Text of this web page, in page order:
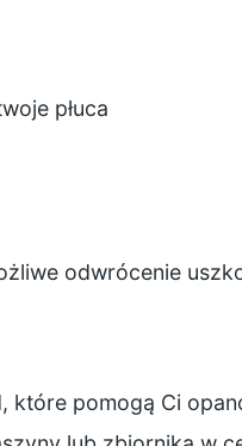
płuca
odwrócenie
które pomogą Ci